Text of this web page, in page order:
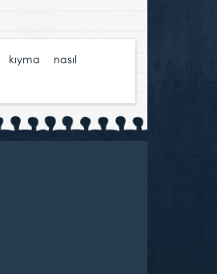
kıyma
nasıl